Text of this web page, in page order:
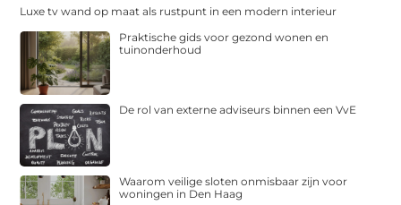
Luxe tv wand op maat als rustpunt in een modern interieur
Praktische gids voor gezond wonen en
tuinonderhoud
De rol van externe adviseurs binnen een VvE
Waarom veilige sloten onmisbaar zijn voor
woningen in Den Haag